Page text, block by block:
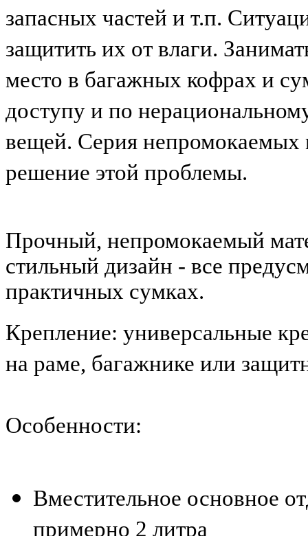
запасных частей и т.п.
защитить их от влаги.
место в багажных кофрах и
доступу и по
вещей. Серия непромокаемых
решение этой проблемы.
Прочный, непромокаемый
стильный дизайн - все
практичных сумках.
Крепление: универсальные
на раме, багажнике или
Особенности:
Вместительное основное
примерно 2 литра